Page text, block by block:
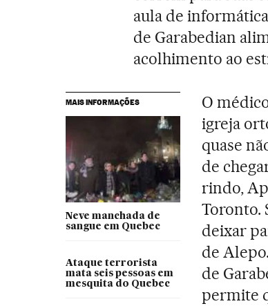
aula de
de Garabedian
acolhimento ao
MAIS INFORMAÇÕES
Neve manchada de
sangue em Quebec
Ataque terrorista
mata seis pessoas em
mesquita do Quebec
O
igreja
quase
de
rindo,
Toronto.
deixar
de
de
permite